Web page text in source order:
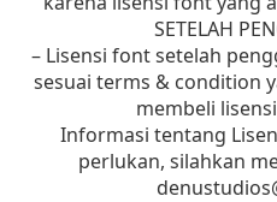
SETELAH
– Lisensi font setelah
sesuai terms & condition
membeli
Informasi tentang
perlukan, silahkan